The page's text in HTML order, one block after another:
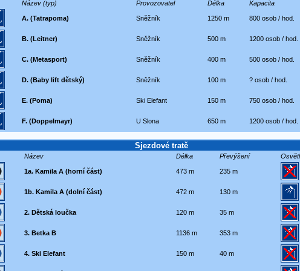
Název (typ) Provozovatel Délka Kapacita
A. (Tatrapoma) Sněžník 1250 m 800 osob / hod.
B. (Leitner) Sněžník 500 m 1200 osob / hod.
C. (Metasport) Sněžník 400 m 500 osob / hod.
D. (Baby lift dětský) Sněžník 100 m ? osob / hod.
E. (Poma) Ski Elefant 150 m 750 osob / hod.
F. (Doppelmayr) U Slona 650 m 1200 osob / hod.
Sjezdové tratě
Název Délka Převýšení
1a. Kamila A (horní část) 473 m 235 m
1b. Kamila A (dolní část) 472 m 130 m
2. Dětská loučka 120 m 35 m
3. Betka B 1136 m 353 m
4. Ski Elefant 150 m 40 m